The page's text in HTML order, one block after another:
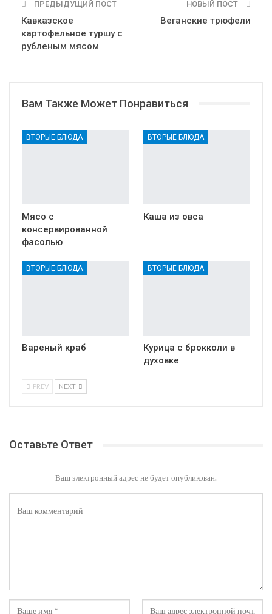
ПРЕДЫДУЩИЙ ПОСТ
Кавказское
картофельное туршу с
рубленым мясом
НОВЫЙ ПОСТ
Веганские трюфели
Вам Также Может Понравиться
ВТОРЫЕ БЛЮДА
Мясо с
консервированной
фасолью
ВТОРЫЕ БЛЮДА
Каша из овса
ВТОРЫЕ БЛЮДА
Вареный краб
ВТОРЫЕ БЛЮДА
Курица с брокколи в
духовке
PREV NEXT
Оставьте Ответ
Ваш электронный адрес не будет опубликован.